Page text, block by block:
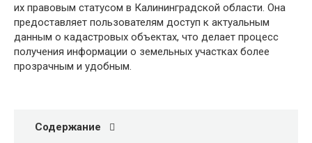
их правовым статусом в Калининградской области. Она
предоставляет пользователям доступ к актуальным
данным о кадастровых объектах, что делает процесс
получения информации о земельных участках более
прозрачным и удобным.
Содержание